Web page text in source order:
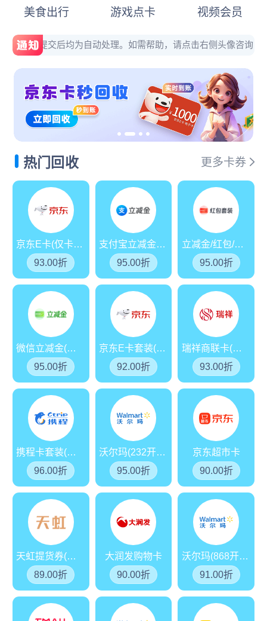
兑卡啦平台新增商超卡：苏宁消费券包、永辉超市
国庆期间正常回收，正常结算，欢迎新老用户提交
平台新增：汇元乐付卡 ，费率94.3%，欢迎提交回
受市场行情影响，京东E卡50-5000面值折扣调整至
通知：天猫超市卡折扣上调（93.2%折），24小时
美食出行 游戏点卡 视频会员
卡券提交后均为自动处理。如需帮助，请点击右侧头像咨询，人
热门回收 更多卡券
京东E卡(仅卡密)
93.00折
支付宝立减金/消费券
95.00折
立减金/红包/消费券
95.00折
微信立减金(分期乐)
95.00折
京东E卡套装(分期乐)
92.00折
瑞祥商联卡(红卡)
93.00折
携程卡套装(分期乐)
96.00折
沃尔玛(232开头)
95.00折
京东超市卡
90.00折
天虹提货券(分期乐)
89.00折
大润发购物卡
90.00折
沃尔玛(868开头)
91.00折